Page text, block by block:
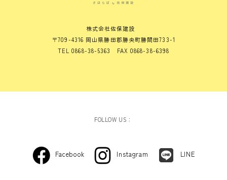
株式会社佐保建設
〒709-4316 岡山県勝田郡勝央町勝間田733-1
TEL 0868-38-5363 FAX 0868-38-6398
FOLLOW US：
Facebook Instagram LINE